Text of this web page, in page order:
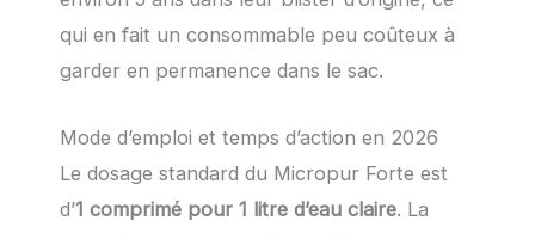
qui en fait un consommable peu coûteux à
garder en permanence dans le sac.
Mode d’emploi et temps d’action en 2026
Le dosage standard du Micropur Forte est
d’1 comprimé pour 1 litre d’eau claire. La